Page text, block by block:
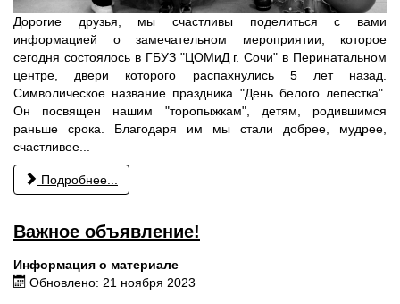
Дорогие друзья, мы счастливы поделиться с вами
информацией о замечательном мероприятии, которое
сегодня состоялось в ГБУЗ "ЦОМиД г. Сочи" в Перинатальном
центре, двери которого распахнулись 5 лет назад.
Символическое название праздника "День белого лепестка".
Он посвящен нашим "торопыжкам", детям, родившимся
раньше срока. Благодаря им мы стали добрее, мудрее,
счастливее...
Подробнее...
Важное объявление!
Информация о материале
Обновлено: 21 ноября 2023